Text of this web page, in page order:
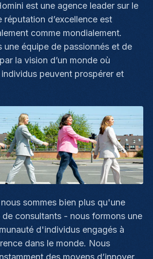
est une agence leader sur le
réputation d’excellence est
comme mondialement.
une équipe de passionnés et de
la vision d’un monde où
peuvent prospérer et
sommes bien plus qu'une
consultants - nous formons une
d'individus engagés à
dans le monde. Nous
des moyens d’innover,